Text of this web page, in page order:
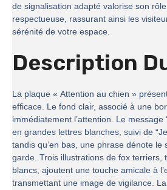
de signalisation adapté valorise son
respectueuse, rassurant ainsi les
sérénité de votre espace.
Description
La plaque « Attention au chien »
efficace. Le fond clair, associé à une
immédiatement l’attention. Le message
en grandes lettres blanches, suivi de
tandis qu’en bas, une phrase dénote le
garde. Trois illustrations de fox terriers,
blancs, ajoutent une touche amicale à
transmettant une image de vigilance. La